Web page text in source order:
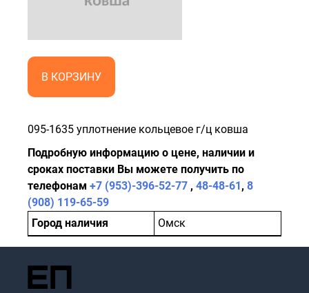
В КОРЗИНУ
095-1635 уплотнение кольцевое г/ц ковша
Подробную информацию о цене, наличии и
сроках поставки Вы можете получить по
телефонам +7 (953)-396-52-77 , 48-48-61, 8
(908) 119-65-59
Город наличия
Омск